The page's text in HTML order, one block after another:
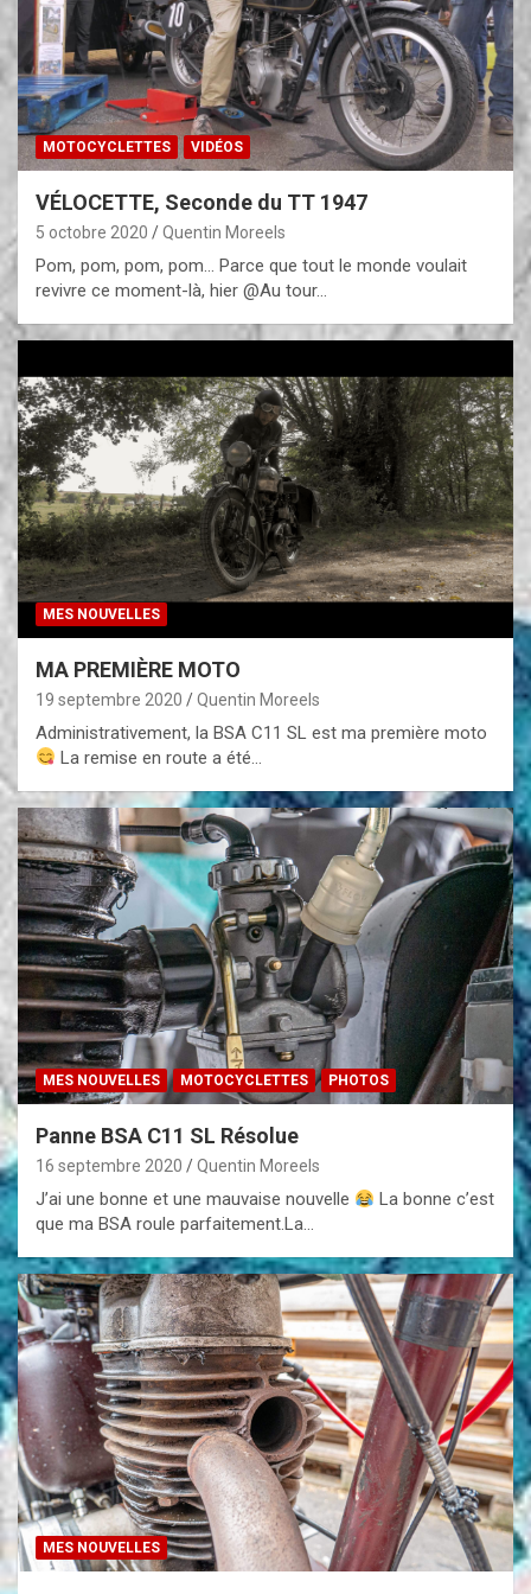
MOTOCYCLETTES VIDÉOS
VÉLOCETTE, Seconde du TT 1947
5 octobre 2020 Quentin Moreels
Pom, pom, pom, pom… Parce que tout le monde voulait
revivre ce moment-là, hier @Au tour…
MES NOUVELLES
MA PREMIÈRE MOTO
19 septembre 2020 Quentin Moreels
Administrativement, la BSA C11 SL est ma première moto
La remise en route a été…
MES NOUVELLES MOTOCYCLETTES PHOTOS
Panne BSA C11 SL Résolue
16 septembre 2020 Quentin Moreels
J’ai une bonne et une mauvaise nouvelle
La bonne c’est
que ma BSA roule parfaitement.La…
MES NOUVELLES